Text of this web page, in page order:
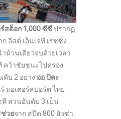
สต็อก 1,000 ซีซีปรากฏ
ก อีสต์ เอ็นเจที เรซซิ่ง
ม้วนเดียวจบด้วยเวลา
คว้าชัยชนะไปครอง
ดับ 2 อย่าง ออ ปิตะ
มอเตอร์สปอร์ต ไทย
ที ส่วนอันดับ 3 เป็น
ช่วยจาก สปีด 800 ยัวซ่า